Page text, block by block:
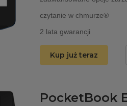
czytanie w chmurze®
2 lata gwarancji
Kup już teraz
PocketBook